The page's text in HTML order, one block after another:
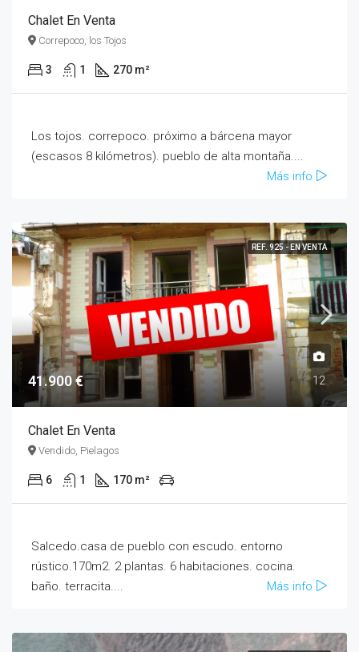
Chalet En Venta
Correpoco, los Tojos
3 1 270 m²
Los tojos. correpoco. próximo a bárcena mayor
(escasos 8 kilómetros). pueblo de alta montaña....
Más info
REF. 925 - EN VENTA
41.900 € 12
Chalet En Venta
Vendido, Pielagos
6 1 170 m²
Salcedo.casa de pueblo con escudo. entorno
rústico.170m2. 2 plantas. 6 habitaciones. cocina.
baño. terracita....
Más info